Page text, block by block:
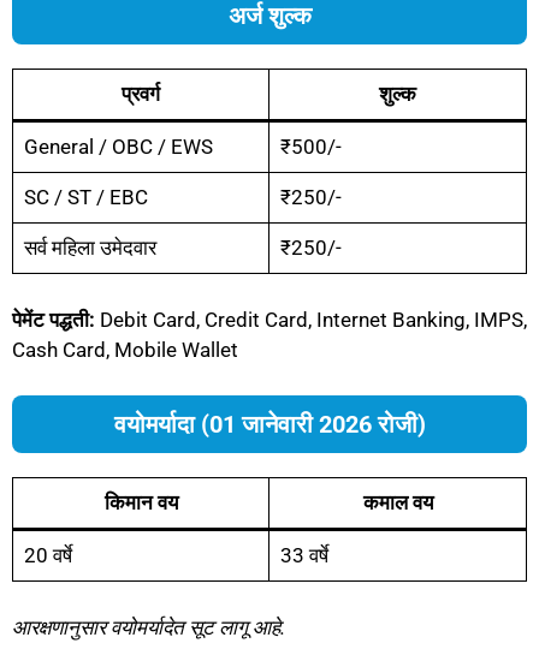
अर्ज शुल्क
प्रवर्ग शुल्क
General / OBC / EWS ₹500/-
SC / ST / EBC ₹250/-
सर्व महिला उमेदवार ₹250/-
पेमेंट पद्धती: Debit Card, Credit Card, Internet Banking, IMPS,
Cash Card, Mobile Wallet
वयोमर्यादा (01 जानेवारी 2026 रोजी)
किमान वय कमाल वय
20 वर्षे 33 वर्षे
आरक्षणानुसार वयोमर्यादेत सूट लागू आहे.